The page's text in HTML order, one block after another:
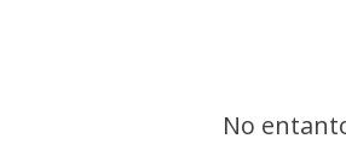
No